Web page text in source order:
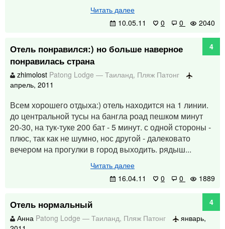
Читать далее
10.05.11
0 0 2040
Отель понравился:) но больше наверное
понравилась страна
4
zhimolost Patong Lodge — Таиланд, Пляж Патонг
апрель, 2011
Всем хорошего отдыха:) отель находится на 1 линии.
до центральной тусы на бангла роад пешком минут
20-30, на тук-туке 200 бат - 5 минут. с одной стороны -
плюс, так как не шумно, нос другой - далековато
вечером на прогулки в город выходить. рядыш...
Читать далее
16.04.11
0 0 1889
Отель нормальный
4
Анна Patong Lodge — Таиланд, Пляж Патонг
январь,